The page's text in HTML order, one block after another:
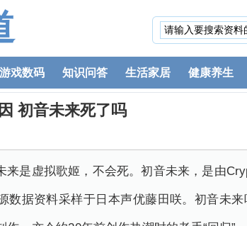
游戏数码 知识问答 生活家居 健康养生
初音未来死了吗
来是虚拟歌姬，不会死。初音未来，是由
数据资料采样于日本声优藤田咲。初音未